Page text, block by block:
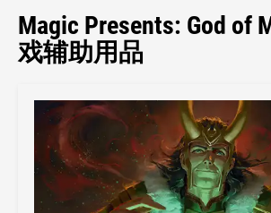
Magic Presents: God of
戏辅助用品